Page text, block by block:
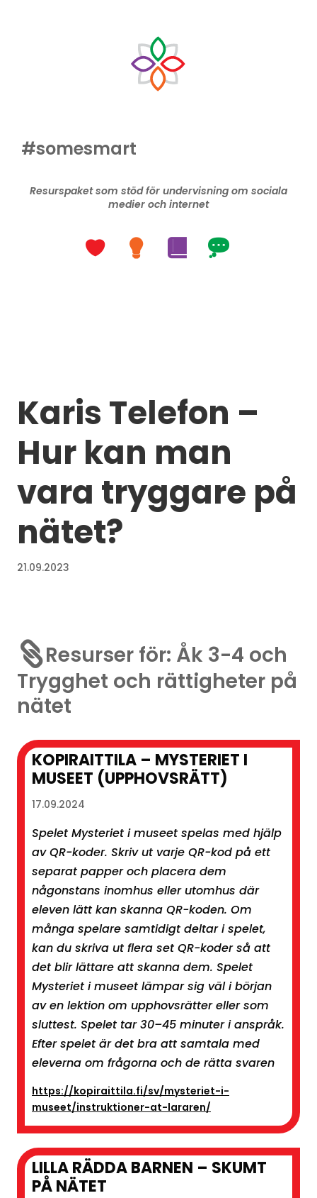
#somesmart
Resurspaket som stöd för undervisning om sociala
medier och internet
Karis Telefon –
Hur kan man
vara tryggare på
nätet?
21.09.2023
Resurser för: Åk 3-4 och
Trygghet och rättigheter på
nätet
KOPIRAITTILA – MYSTERIET I
MUSEET (UPPHOVSRÄTT)
17.09.2024
Spelet Mysteriet i museet spelas med hjälp
av QR-koder. Skriv ut varje QR-kod på ett
separat papper och placera dem
någonstans inomhus eller utomhus där
eleven lätt kan skanna QR-koden. Om
många spelare samtidigt deltar i spelet,
kan du skriva ut flera set QR-koder så att
det blir lättare att skanna dem. Spelet
Mysteriet i museet lämpar sig väl i början
av en lektion om upphovsrätter eller som
sluttest. Spelet tar 30–45 minuter i anspråk.
Efter spelet är det bra att samtala med
eleverna om frågorna och de rätta svaren
https://kopiraittila.fi/sv/mysteriet-i-
museet/instruktioner-at-lararen/
LILLA RÄDDA BARNEN – SKUMT
PÅ NÄTET